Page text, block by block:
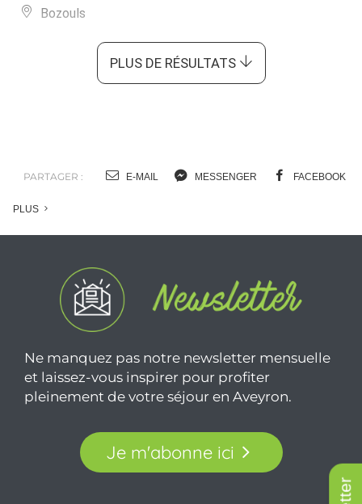
Bozouls
PLUS DE RÉSULTATS
PARTAGER : E-MAIL MESSENGER FACEBOOK
PLUS
Ne manquez pas notre newsletter mensuelle
et laissez-vous inspirer pour profiter
pleinement de votre séjour en Aveyron.
Je m'abonne ici